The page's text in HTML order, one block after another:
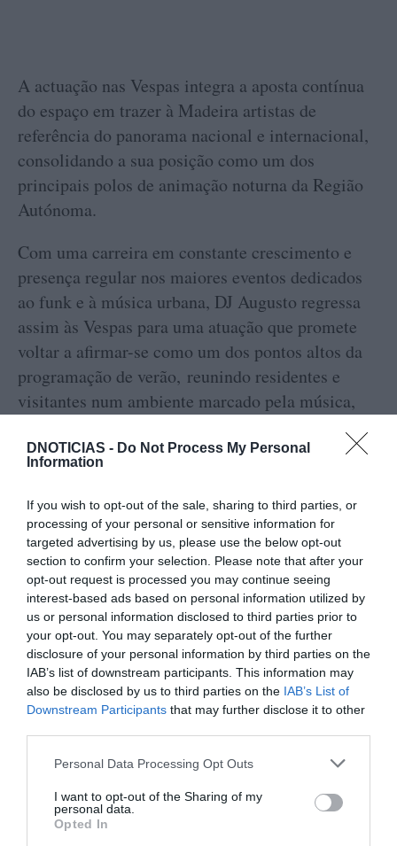
DNOTICIAS - Do Not Process My Personal
Information
If you wish to opt-out of the sale, sharing to third parties, or
processing of your personal or sensitive information for
targeted advertising by us, please use the below opt-out
section to confirm your selection. Please note that after your
opt-out request is processed you may continue seeing
interest-based ads based on personal information utilized by
us or personal information disclosed to third parties prior to
your opt-out. You may separately opt-out of the further
disclosure of your personal information by third parties on the
IAB’s list of downstream participants. This information may
also be disclosed by us to third parties on the IAB’s List of
Downstream Participants that may further disclose it to other
Please note that this website/app uses one or more Google
not limited to your visit or usage behaviour. You may click to
grant or deny consent to Google and its third-party tags to
use your data for below specified purposes in below Google
Personal Data Processing Opt Outs
I want to opt-out of the Sharing of my
personal data.
Opted In
A actuação nas Vespas integra a aposta contínua
do espaço em trazer à Madeira artistas de
referência do panorama nacional e internacional,
consolidando a sua posição como um dos
principais polos de animação noturna da Região
Autónoma.
Com uma carreira em constante crescimento e
presença regular nos maiores eventos dedicados
ao funk e à música urbana, DJ Augusto regressa
assim às Vespas para uma atuação que promete
voltar a afirmar-se como um dos pontos altos da
programação de verão, reunindo residentes e
visitantes num ambiente marcado pela música,
público.
DJ AUGUSTO MÚSICA
0 Comentários
Últimas
CRISTIANO RONALDO
“Muda o corpo de todas as mulheres”
PRODUTOS E MARCAS
Conheça a programação de fim-de-semana dos hotéis
da colecção Savoy Signature